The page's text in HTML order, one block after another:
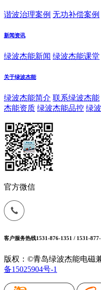
谐波治理案例 无功补偿案例
新闻资讯
绿波杰能新闻 绿波杰能课堂
关于绿波杰能
绿波杰能简介 联系绿波杰能
杰能资质 绿波杰能品控 绿
官方微信
客户服务热线1531-876-1351 / 1531-
版权：©青岛绿波杰能电磁
备15025904号-1